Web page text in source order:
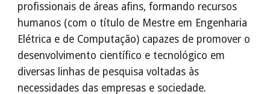
profissionais de áreas afins, formando recursos
humanos (com o título de Mestre em Engenharia
Elétrica e de Computação) capazes de promover o
desenvolvimento científico e tecnológico em
diversas linhas de pesquisa voltadas às
necessidades das empresas e sociedade.